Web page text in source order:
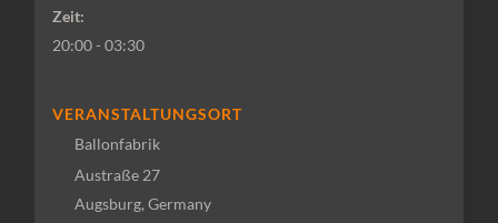
Zeit:
20:00 - 03:30
VERANSTALTUNGSORT
Ballonfabrik
Austraße 27
Augsburg, Germany